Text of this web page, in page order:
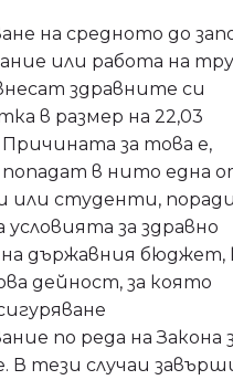
на средното до
или работа на
здравните си
в размер на 22,03
Причината за това е,
в нито една
или студенти,
за здравно
на държавния бюджет,
дейност, за която
по реда на Закона
В тези случаи